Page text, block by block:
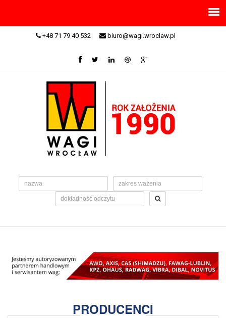
+48 71 79 40 532 biuro@wagi.wroclaw.pl
PRODUCENCI